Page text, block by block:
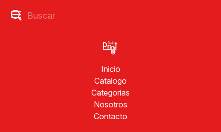
Inicio
Catalogo
Categorias
Nosotros
Contacto